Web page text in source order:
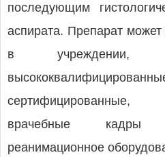
последующим
аспирата. Препарат
в учреждении,
врачебные кадры
реанимационное